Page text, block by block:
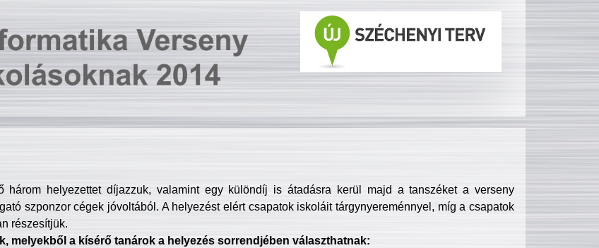
három helyezettet díjazzuk, valamint egy különdíj is átadásra kerül majd a tanszéket a verseny
szponzor cégek jóvoltából. A helyezést elért csapatok iskoláit tárgynyereménnyel, míg a csapatok
részesítjük.
melyekből a kísérő tanárok a helyezés sorrendjében választhatnak: